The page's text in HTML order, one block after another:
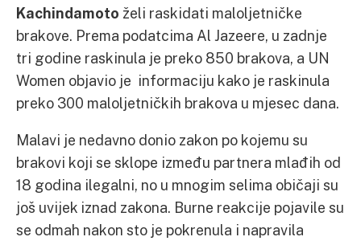
Kachindamoto želi raskidati maloljetničke
brakove. Prema podatcima Al Jazeere, u zadnje
tri godine raskinula je preko 850 brakova, a UN
Women objavio je informaciju kako je raskinula
preko 300 maloljetničkih brakova u mjesec dana.
Malavi je nedavno donio zakon po kojemu su
brakovi koji se sklope između partnera mlađih od
18 godina ilegalni, no u mnogim selima običaji su
još uvijek iznad zakona. Burne reakcije pojavile su
se odmah nakon sto je pokrenula i napravila